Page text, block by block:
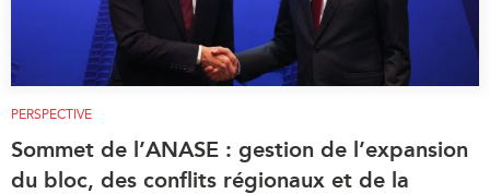
PERSPECTIVE
Sommet de l’ANASE : gestion de l’expansion
du bloc, des conflits régionaux et de la